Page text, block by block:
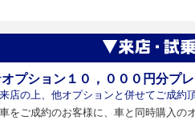
プション１０，０００円分プレ
店の上、他オプションと併せてご成約
をご成約のお客様に、車と同時購入の